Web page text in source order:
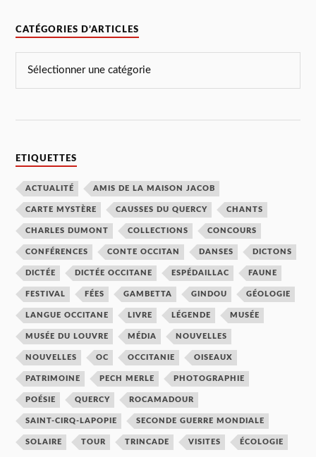
CATÉGORIES D’ARTICLES
ETIQUETTES
ACTUALITÉ AMIS DE LA MAISON JACOB
CARTE MYSTÈRE CAUSSES DU QUERCY CHANTS
CHARLES DUMONT COLLECTIONS CONCOURS
CONFÉRENCES CONTE OCCITAN DANSES DICTONS
DICTÉE DICTÉE OCCITANE ESPÉDAILLAC FAUNE
FESTIVAL FÉES GAMBETTA GINDOU GÉOLOGIE
LANGUE OCCITANE LIVRE LÉGENDE MUSÉE
MUSÉE DU LOUVRE MÉDIA NOUVELLES
NOUVELLES OC OCCITANIE OISEAUX
PATRIMOINE PECH MERLE PHOTOGRAPHIE
POÉSIE QUERCY ROCAMADOUR
SAINT-CIRQ-LAPOPIE SECONDE GUERRE MONDIALE
SOLAIRE TOUR TRINCADE VISITES ÉCOLOGIE